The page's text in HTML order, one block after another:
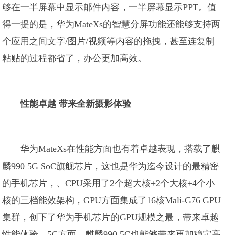
够在一半屏幕中显示邮件内容，一半屏幕显示PPT。值
得一提的是，华为MateXs的智慧分屏功能还能够支持两
个应用之间文字/图片/视频等内容的拖拽，甚至连复制
粘贴的过程都省了，办公更加高效。
性能卓越 带来全新摄影体验
华为MateXs在性能方面也有着卓越表现，搭载了麒
麟990 5G SoC旗舰芯片，这也是华为迄今设计的最精密
的手机芯片，、CPU采用了2个超大核+2个大核+4个小
核的三档能效架构，GPU方面集成了16核Mali-G76 GPU
集群，创下了华为手机芯片的GPU规模之最，带来卓越